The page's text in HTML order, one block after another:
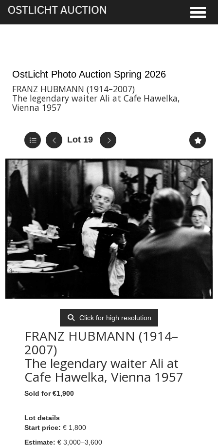
OstLicht Photo Auction Spring 2026
FRANZ HUBMANN (1914–2007)
The legendary waiter Ali at Cafe Hawelka,
Vienna 1957
Lot 19
Click for high resolution
FRANZ HUBMANN (1914–
2007)
The legendary waiter Ali at
Cafe Hawelka, Vienna 1957
Sold for €1,900
Lot details
Start price: € 1,800
Estimate: € 3,000–3,600